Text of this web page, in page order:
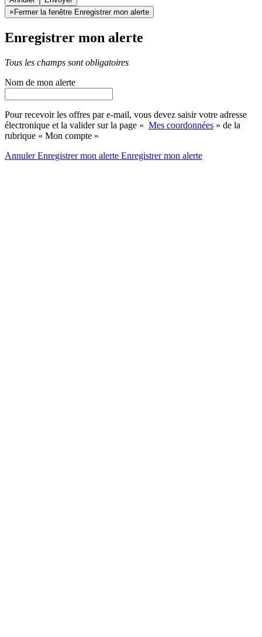
× Fermer la fenêtre Enregistrer mon alerte
Enregistrer mon alerte
Tous les champs sont obligatoires
Nom de mon alerte
Pour recevoir les offres par e-mail, vous devez saisir votre adresse
électronique et la valider sur la page « Mes coordonnées » de la
rubrique « Mon compte »
AnnulerEnregistrer mon alerte Enregistrermon alerte